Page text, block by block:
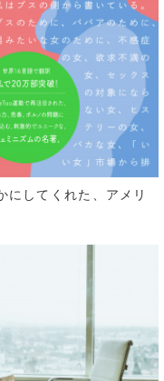
にしてくれた、アメリ